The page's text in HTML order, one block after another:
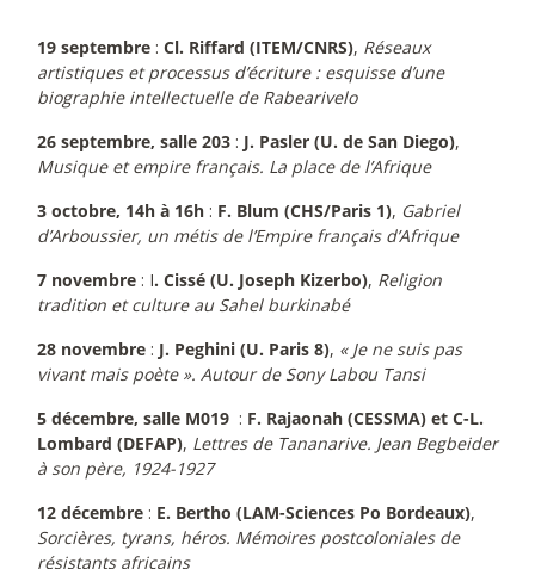
19 septembre : Cl. Riffard (ITEM/CNRS), Réseaux
artistiques et processus d’écriture : esquisse d’une
biographie intellectuelle de Rabearivelo
26 septembre, salle 203 : J. Pasler (U. de San Diego),
Musique et empire français. La place de l’Afrique
3 octobre, 14h à 16h : F. Blum (CHS/Paris 1), Gabriel
d’Arboussier, un métis de l’Empire français d’Afrique
7 novembre : I. Cissé (U. Joseph Kizerbo), Religion
tradition et culture au Sahel burkinabé
28 novembre : J. Peghini (U. Paris 8), « Je ne suis pas
vivant mais poète ». Autour de Sony Labou Tansi
5 décembre, salle M019 : F. Rajaonah (CESSMA) et C-L.
Lombard (DEFAP), Lettres de Tananarive. Jean Begbeider
à son père, 1924-1927
12 décembre : E. Bertho (LAM-Sciences Po Bordeaux),
Sorcières, tyrans, héros. Mémoires postcoloniales de
résistants africains